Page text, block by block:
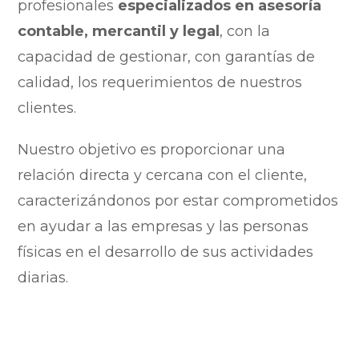
profesionales especializados en asesoría
contable, mercantil y legal , con la
capacidad de gestionar, con garantías de
calidad, los requerimientos de nuestros
clientes.
Nuestro objetivo es proporcionar una
relación directa y cercana con el cliente,
caracterizándonos por estar comprometidos
en ayudar a las empresas y las personas
físicas en el desarrollo de sus actividades
diarias.